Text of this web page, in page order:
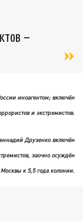
–
иноагентом; включён
и экстремистов.
Друзенковключён
заочно осуждён
к 5,5 года колонии.